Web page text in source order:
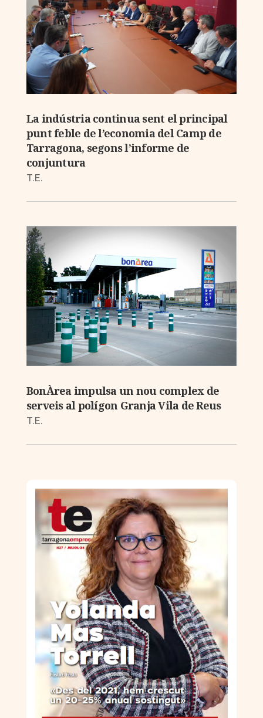
La indústria continua sent el principal
punt feble de l’economia del Camp de
Tarragona, segons l’informe de
conjuntura
T.E.
BonÀrea impulsa un nou complex de
serveis al polígon Granja Vila de Reus
T.E.